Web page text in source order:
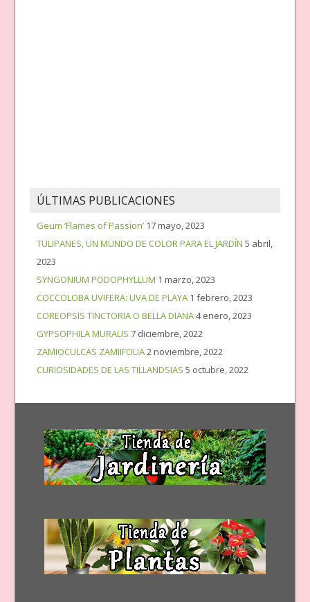
ÚLTIMAS PUBLICACIONES
Geum ‘Flames of Passion’ 17 mayo, 2023
TULIPANES, UN MUNDO DE COLOR PARA EL JARDÍN 5 abril,
2023
SYNGONIUM PODOPHYLLUM 1 marzo, 2023
COCCOLOBA UVIFERA: UVA DE PLAYA 1 febrero, 2023
COREOPSIS TINCTORIA O BELLA DIANA4 enero, 2023
GYPSOPHILA MURALIS 7 diciembre, 2022
ZAMIOCULCAS ZAMIIFOLIA2 noviembre, 2022
CURIOSIDADES DE LAS TILLANDSIAS 5 octubre, 2022